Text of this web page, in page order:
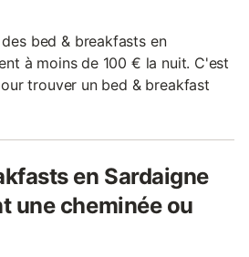
bed & breakfasts en
à moins de 100 € la nuit. C'est
trouver un bed & breakfast
en Sardaigne
une cheminée ou